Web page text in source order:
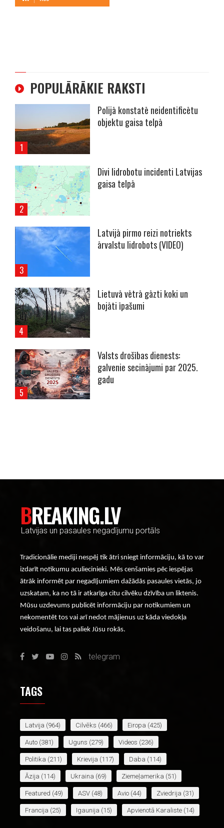
POPULĀRĀKIE RAKSTI
Polijā konstatē neidentificētu
objektu gaisa telpā
Divi lidrobotu incidenti Latvijas
gaisa telpā
Latvijā pirmo reizi notriekts
ārvalstu lidrobots (VIDEO)
Lietuvā vētrā gāzti koki un
bojāti īpašumi
Valsts drošības dienests:
galvenie secinājumi par 2025.
gadu
BREAKING.LV
Latvijas un pasaules negadījumu portāls
Tradicionālie mediji nespēj tik ātri sniegt informāciju, kā to var
izdarīt notikumu aculiecinieki. Mēs cenšamies pēc iespējas
ātrāk informēt par negadījumiem dažādās pasaules vietās, jo
uzskatam, ka no tā ir atkarīga citu cilvēku dzīvība un liktenis.
Mūsu uzdevums publicēt informāciju par notikumiem un
nekomentēt tos vai arī nedot mājienus uz kāda viedokļa
veidošanu, lai tas paliek Jūsu rokās.
telegram
TAGS
Latvija (964) Cilvēks (466) Eiropa (425)
Auto (381) Uguns (279) Videos (236)
Politika (211) Krievija (117) Daba (114)
Āzija (114) Ukraina (69) Ziemeļamerika (51)
Featured (49) ASV (48) Avio (44) Zviedrija (31)
Francija (25) Igaunija (15) Apvienotā Karaliste (14)